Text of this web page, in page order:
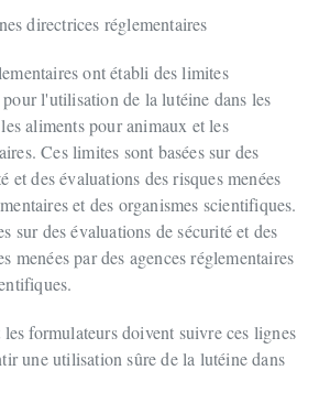
directrices réglementaires
ont établi des limites
l'utilisation de la lutéine dans les
aliments pour animaux et les
Ces limites sont basées sur des
et des évaluations des risques menées
et des organismes scientifiques.
sur des évaluations de sécurité et des
menées par des agences réglementaires
formulateurs doivent suivre ces lignes
une utilisation sûre de la lutéine dans